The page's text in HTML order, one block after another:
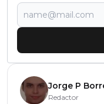
Jorge P
Redactor